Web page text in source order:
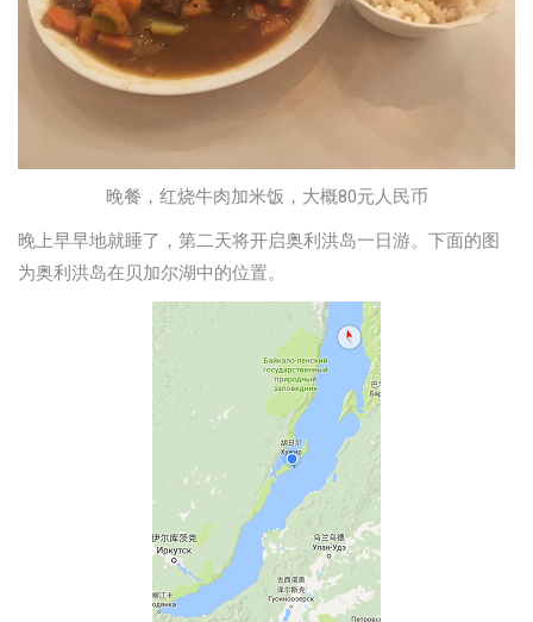
晚餐，红烧牛肉加米饭，大概80元人民币
晚上早早地就睡了，第二天将开启奥利洪岛一日游。下面的图
为奥利洪岛在贝加尔湖中的位置。